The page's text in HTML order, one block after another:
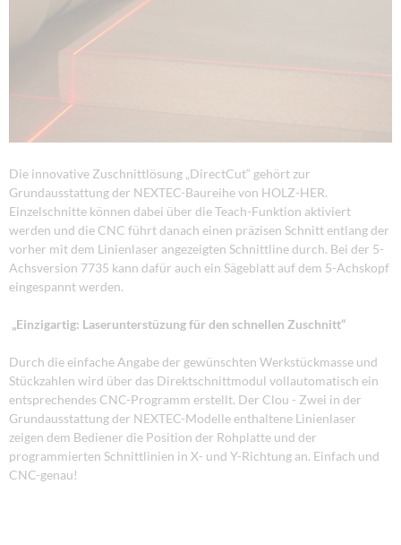
Die innovative Zuschnittlösung „DirectCut“ gehört zur
Grundausstattung der NEXTEC-Baureihe von HOLZ-HER.
Einzelschnitte können dabei über die Teach-Funktion aktiviert
werden und die CNC führt danach einen präzisen Schnitt entlang der
vorher mit dem Linienlaser angezeigten Schnittline durch. Bei der 5-
Achsversion 7735 kann dafür auch ein Sägeblatt auf dem 5-Achskopf
eingespannt werden.
„Einzigartig: Laserunterstüzung für den schnellen Zuschnitt“
Durch die einfache Angabe der gewünschten Werkstückmasse und
Stückzahlen wird über das Direktschnittmodul vollautomatisch ein
entsprechendes CNC-Programm erstellt. Der Clou - Zwei in der
Grundausstattung der NEXTEC-Modelle enthaltene Linienlaser
zeigen dem Bediener die Position der Rohplatte und der
programmierten Schnittlinien in X- und Y-Richtung an. Einfach und
CNC-genau!